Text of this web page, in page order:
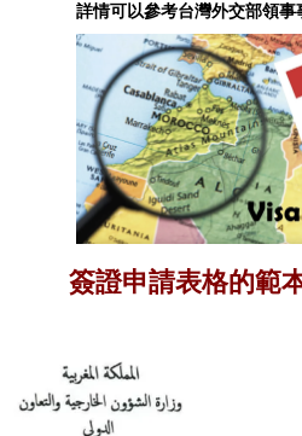
詳情可以參考台灣外交部領事
摩洛哥旅行-摩洛哥
哥行程 摩洛哥旅行社
簽證申請表格的範